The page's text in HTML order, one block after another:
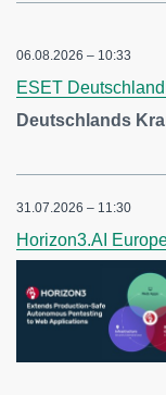
06.08.2026 – 10:33
ESET
Deutschlands
31.07.2026 – 11:30
Horizon3.AI